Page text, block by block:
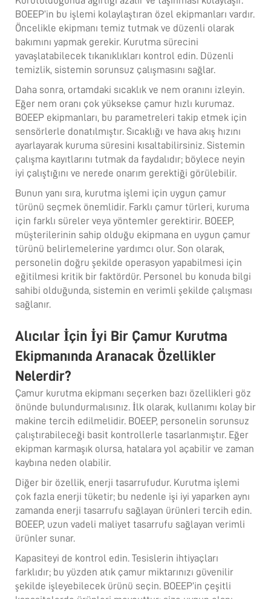
BOEEP’in bu işlemi kolaylaştıran özel ekipmanları vardır.
Öncelikle ekipmanı temiz tutmak ve düzenli olarak
bakımını yapmak gerekir. Kurutma sürecini
yavaşlatabilecek tıkanıklıkları kontrol edin. Düzenli
temizlik, sistemin sorunsuz çalışmasını sağlar.
Daha sonra, ortamdaki sıcaklık ve nem oranını izleyin.
Eğer nem oranı çok yüksekse çamur hızlı kurumaz.
BOEEP ekipmanları, bu parametreleri takip etmek için
sensörlerle donatılmıştır. Sıcaklığı ve hava akış hızını
ayarlayarak kuruma süresini kısaltabilirsiniz. Sistemin
çalışma kayıtlarını tutmak da faydalıdır; böylece neyin
iyi çalıştığını ve nerede onarım gerektiği görülebilir.
Bunun yanı sıra, kurutma işlemi için uygun çamur
türünü seçmek önemlidir. Farklı çamur türleri, kuruma
için farklı süreler veya yöntemler gerektirir. BOEEP,
müşterilerinin sahip olduğu ekipmana en uygun çamur
türünü belirlemelerine yardımcı olur. Son olarak,
personelin doğru şekilde operasyon yapabilmesi için
eğitilmesi kritik bir faktördür. Personel bu konuda bilgi
sahibi olduğunda, sistemin en verimli şekilde çalışması
sağlanır.
Alıcılar İçin İyi Bir Çamur Kurutma
Ekipmanında Aranacak Özellikler
Nelerdir?
Çamur kurutma ekipmanı seçerken bazı özellikleri göz
önünde bulundurmalısınız. İlk olarak, kullanımı kolay bir
makine tercih edilmelidir. BOEEP, personelin sorunsuz
çalıştırabileceği basit kontrollerle tasarlanmıştır. Eğer
ekipman karmaşık olursa, hatalara yol açabilir ve zaman
kaybına neden olabilir.
Diğer bir özellik, enerji tasarrufudur. Kurutma işlemi
çok fazla enerji tüketir; bu nedenle işi iyi yaparken aynı
zamanda enerji tasarrufu sağlayan ürünleri tercih edin.
BOEEP, uzun vadeli maliyet tasarrufu sağlayan verimli
ürünler sunar.
Kapasiteyi de kontrol edin. Tesislerin ihtiyaçları
farklıdır; bu yüzden atık çamur miktarınızı güvenilir
şekilde işleyebilecek ürünü seçin. BOEEP’in çeşitli